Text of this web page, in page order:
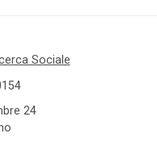
Sociale
24